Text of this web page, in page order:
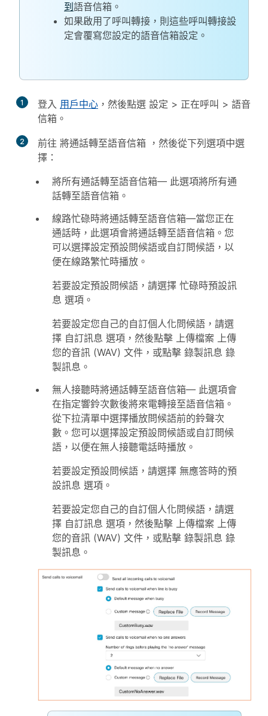
到 語音信箱。
如果啟用了呼叫轉接，則這些呼叫轉接設
定會覆寫您設定的語音信箱設定。
1 登入 用戶中心 ，然後點選 設定 > 正在呼叫 > 語音
信箱 。
2 前往 將通話轉至語音信箱 ，然後從下列選項中選
擇：
將所有通話轉至語音信箱— 此選項將所有通
話轉至語音信箱。
線路忙碌時將通話轉至語音信箱—當您正在
通話時，此選項會將通話轉至語音信箱。您
可以選擇設定預設問候語或自訂問候語，以
便在線路繁忙時播放。
若要設定預設問候語，請選擇 忙碌時預設訊
息 選項。
若要設定您自己的自訂個人化問候語，請選
擇 自訂訊息 選項，然後點擊 上傳檔案 上傳
您的音訊 (WAV) 文件，或點擊 錄製訊息 錄
製訊息。
無人接聽時將通話轉至語音信箱— 此選項會
在指定響鈴次數後將來電轉接至語音信箱。
從下拉清單中選擇播放問候語前的鈴聲次
數。您可以選擇設定預設問候語或自訂問候
語，以便在無人接聽電話時播放。
若要設定預設問候語，請選擇 無應答時的預
設訊息 選項。
若要設定您自己的自訂個人化問候語，請選
擇 自訂訊息 選項，然後點擊 上傳檔案 上傳
您的音訊 (WAV) 文件，或點擊 錄製訊息 錄
製訊息。